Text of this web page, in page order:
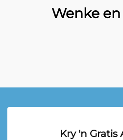
Wenke
Kry 'n Gratis